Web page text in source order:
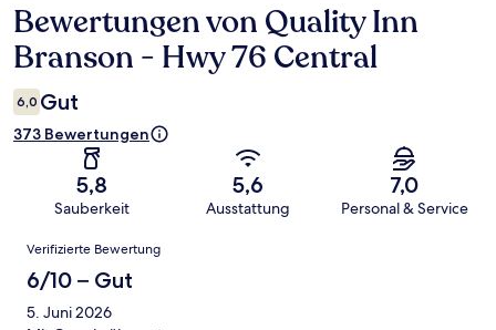
Bewertungen
Bewertungen von Quality Inn
Branson - Hwy 76 Central
6,0 Gut
373 Bewertungen
5,8
Sauberkeit
5,6
Ausstattung
7,0
Personal & Service
Bewertungen
Verifizierte Bewertung
6/10 – Gut
5. Juni 2026